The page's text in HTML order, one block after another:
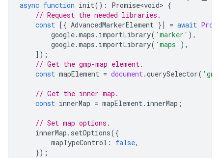
async function init() : Promise<void> {
// Request the needed libraries.
const
[{ AdvancedMarkerElement }] = await
google.maps . importLibrary( 'marker' ),
google.maps . importLibrary( 'maps' ),
]);
// Get the gmp-map element.
const mapElement = document.querySelector(
// Get the inner map.
const innerMap = mapElement. innerMap ;
// Set map options.
innerMap . setOptions({
mapTypeControl : false,
});